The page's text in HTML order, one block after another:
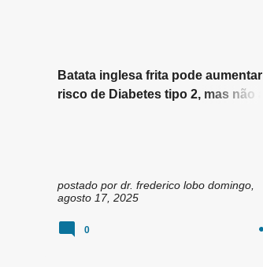
Batata inglesa frita pode aumentar
risco de Diabetes tipo 2, mas não a
postado por dr. frederico lobo domingo,
agosto 17, 2025
0